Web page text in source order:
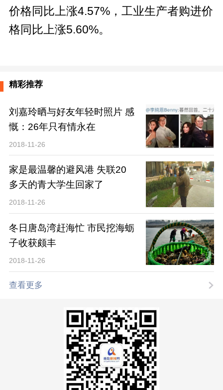
价格同比上涨4.57%，工业生产者购进价
格同比上涨5.60%。
精彩推荐
刘嘉玲晒与好友年轻时照片 感
慨：26年只有情永在
2018-11-26
家是最温馨的避风港 失联20
多天的青大学生回家了
2018-11-26
冬日唐岛湾赶海忙 市民挖海蛎
子收获颇丰
2018-11-26
查看更多